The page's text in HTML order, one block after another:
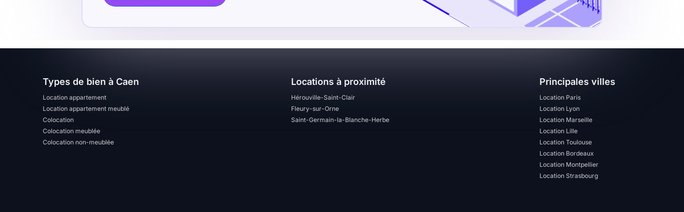
Disponible à partir du
Promotions
Types de bien à Caen
Location appartement
Location appartement meublé
Colocation
Colocation meublée
Colocation non-meublée
Locations à proximité
Hérouville-Saint-Clair
Fleury-sur-Orne
Saint-Germain-la-Blanche-Herbe
Principales villes
Location Paris
Location Lyon
Location Marseille
Location Lille
Location Toulouse
Location Bordeaux
Location Montpellier
Location Strasbourg